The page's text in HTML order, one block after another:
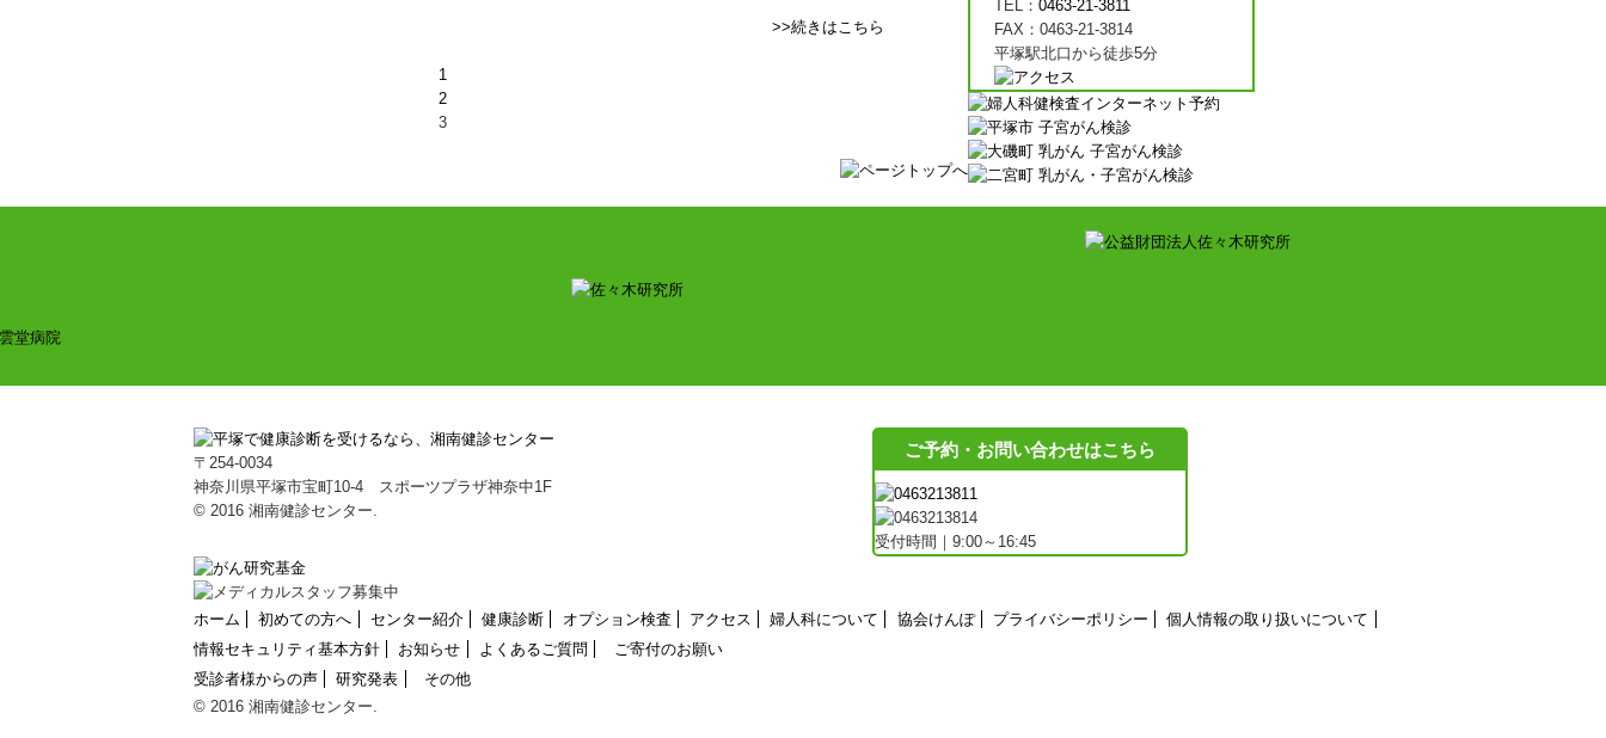
>>続きはこちら
1
2
3
TEL： 0463-21-3811
FAX：0463-21-3814
平塚駅北口から徒歩5分
〒254-0034
神奈川県平塚市宝町10-4 スポーツプラザ神奈中1F
© 2016 湘南健診センター.
ご予約・お問い合わせはこちら
受付時間｜9:00～16:45
ホーム 初めての方へ センター紹介 健康診断 オプション検査 アクセス 婦人科について 協会けんぽ プライバシーポリシー
個人情報の取り扱いについて
情報セキュリティ基本方針
お知らせ よくあるご質問
ご寄付のお願い
受診者様からの声
研究発表
その他
© 2016 湘南健診センター.